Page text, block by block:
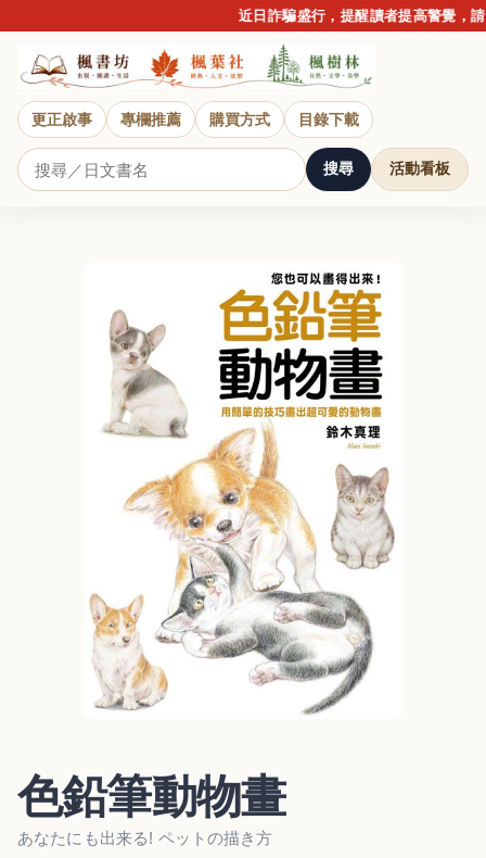
近日詐騙盛行，提醒讀者提高警覺，請
更正啟事 專欄推薦 購買方式 目錄下載
搜尋 活動看板
色鉛筆動物畫
あなたにも出来る! ペットの描き方